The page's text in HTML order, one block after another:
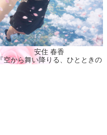
安住 春香
『空から舞い降りる、ひとときの